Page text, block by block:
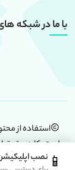
با ما در شبکه
استفاده از
است. کلیه حقوق
📱 نصب